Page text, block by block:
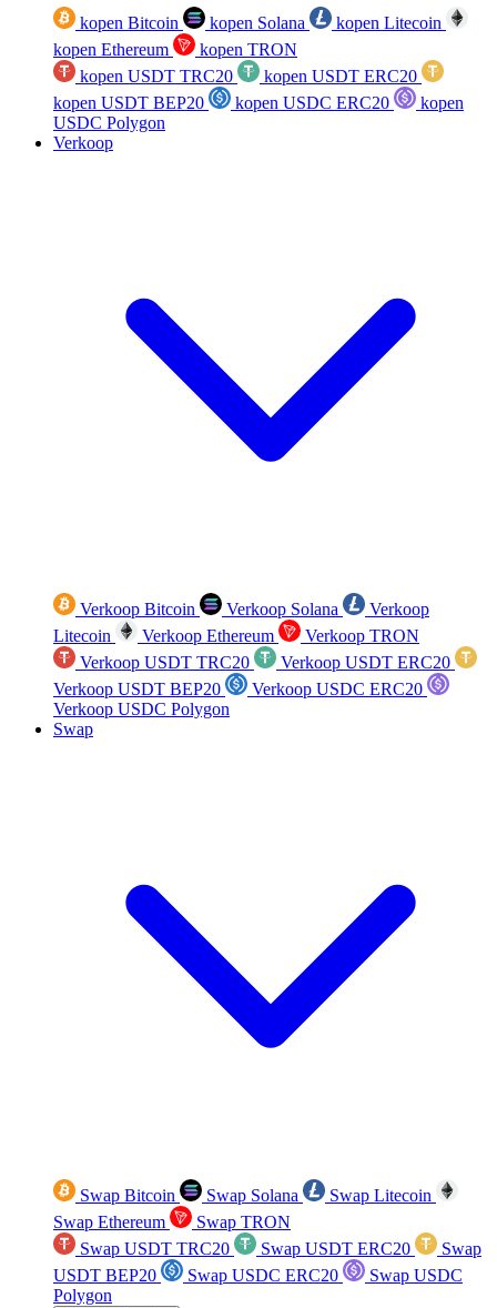
kopen Bitcoin kopen Solana
kopen Litecoin
kopen Ethereum
kopen TRON
kopen USDT TRC20
kopen USDT ERC20
kopen USDT BEP20
kopen USDC ERC20
kopen
USDC Polygon
Verkoop
Verkoop Bitcoin Verkoop Solana
Verkoop
Litecoin
Verkoop Ethereum
Verkoop TRON
Verkoop USDT TRC20
Verkoop USDT ERC20
Verkoop USDT BEP20
Verkoop USDC ERC20
Verkoop USDC Polygon
Swap
Swap Bitcoin Swap Solana
Swap Litecoin
Swap Ethereum
Swap TRON
Swap USDT TRC20
Swap USDT ERC20
Swap
USDT BEP20
Swap USDC ERC20
Swap USDC
Polygon